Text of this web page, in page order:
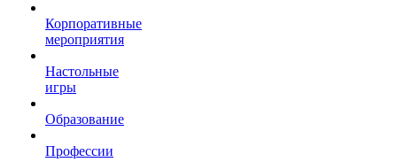
Корпоративные
мероприятия
Настольные
игры
Образование
Профессии